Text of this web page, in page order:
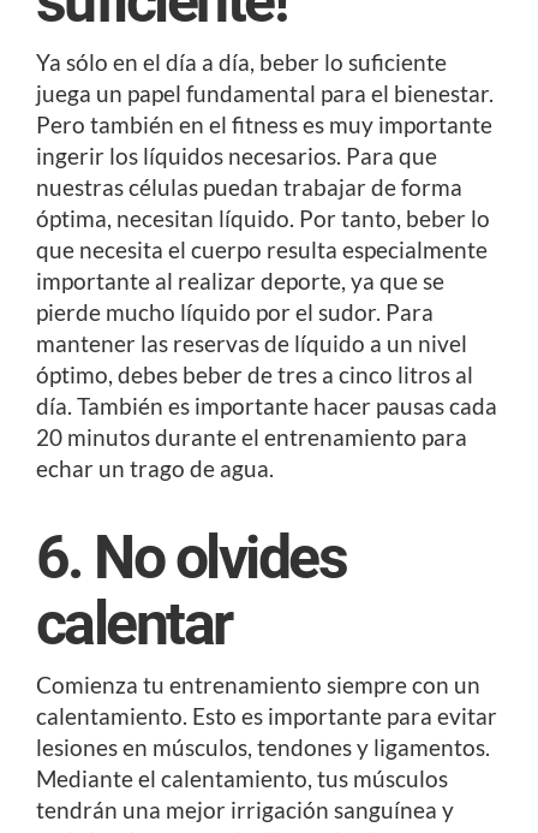
Ya sólo en el día a día, beber lo suficiente
juega un papel fundamental para el bienestar.
Pero también en el fitness es muy importante
ingerir los líquidos necesarios. Para que
nuestras células puedan trabajar de forma
óptima, necesitan líquido. Por tanto, beber lo
que necesita el cuerpo resulta especialmente
importante al realizar deporte, ya que se
pierde mucho líquido por el sudor. Para
mantener las reservas de líquido a un nivel
óptimo, debes beber de tres a cinco litros al
día. También es importante hacer pausas cada
20 minutos durante el entrenamiento para
echar un trago de agua.
6. No olvides
calentar
Comienza tu entrenamiento siempre con un
calentamiento. Esto es importante para evitar
lesiones en músculos, tendones y ligamentos.
Mediante el calentamiento, tus músculos
tendrán una mejor irrigación sanguínea y